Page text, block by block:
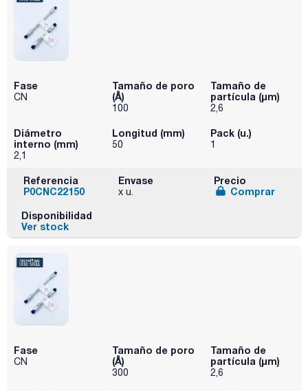
Fase
CN
Tamaño de poro
(Å)
100
Tamaño de
partícula (μm)
2,6
Diámetro
interno (mm)
2,1
Longitud (mm)
50
Pack (u.)
1
Referencia
P0CNC22150
Envase
x u.
Precio
Comprar
Disponibilidad
Ver stock
Fase
CN
Tamaño de poro
(Å)
300
Tamaño de
partícula (μm)
2,6